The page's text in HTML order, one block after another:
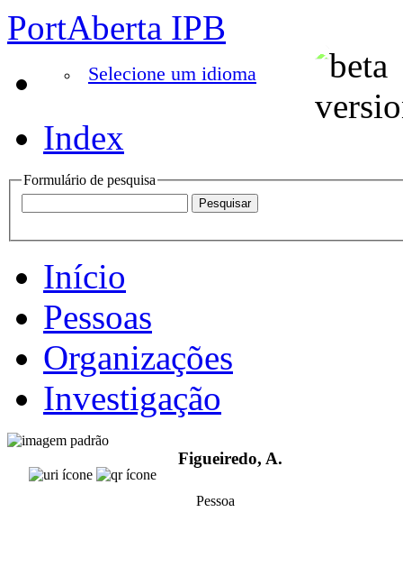
PortAberta IPB
Selecione um idioma
Index
Formulário de pesquisa
Início
Pessoas
Organizações
Investigação
Figueiredo, A.
Pessoa